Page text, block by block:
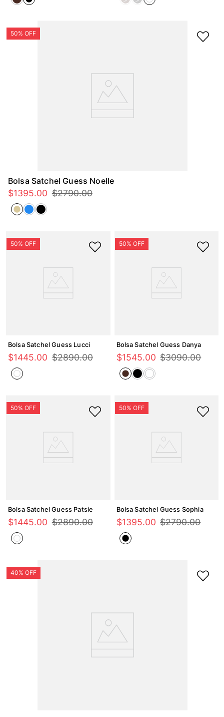
Bolsa Satchel Guess Noelle
$1395.00 $2790.00
Bolsa Satchel Guess Lucci
$1445.00 $2890.00
Bolsa Satchel Guess Danya
$1545.00 $3090.00
Bolsa Satchel Guess Patsie
$1445.00 $2890.00
Bolsa Satchel Guess Sophia
$1395.00 $2790.00